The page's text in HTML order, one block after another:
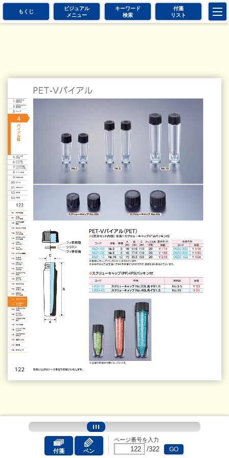
もくじ
ビジュアル
メニュー
キーワード
検索
付箋
リスト
付箋 ペン
ページ番号を入力
/322 GO